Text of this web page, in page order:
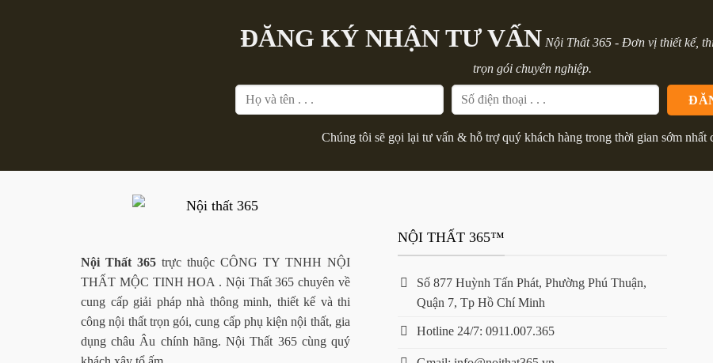
ĐĂNG KÝ NHẬN TƯ VẤN Nội Thất 365 - Đơn vị thiết kế,
trọn gói chuyên nghiệp.
Chúng tôi sẽ gọi lại tư vấn & hỗ trợ quý khách hàng trong thời gian sớm nhất
Nội Thất 365 trực thuộc CÔNG TY TNHH NỘI
THẤT MỘC TINH HOA . Nội Thất 365 chuyên về
cung cấp giải pháp nhà thông minh, thiết kế và thi
công nội thất trọn gói, cung cấp phụ kiện nội thất, gia
dụng châu Âu chính hãng. Nội Thất 365 cùng quý
NỘI THẤT 365™
Số 877 Huỳnh Tấn Phát, Phường Phú Thuận,
Quận 7, Tp Hồ Chí Minh
Hotline 24/7: 0911.007.365